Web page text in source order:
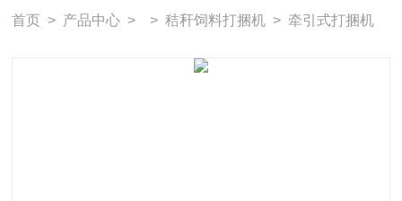
首页 > 产品中心 > >秸秆饲料打捆机 > 牵引式打捆机